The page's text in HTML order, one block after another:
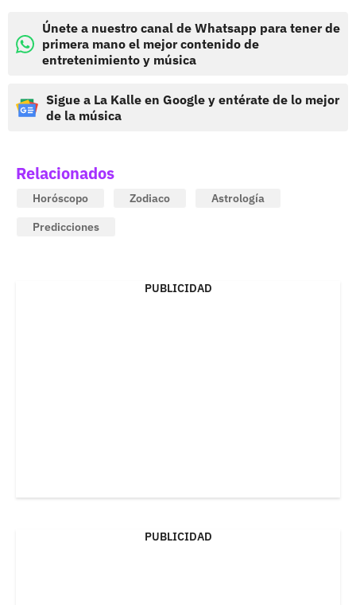
Únete a nuestro canal de Whatsapp para tener de
primera mano el mejor contenido de
entretenimiento y música
Sigue a La Kalle en Google y entérate de lo mejor
de la música
Relacionados
Horóscopo Zodiaco
Astrología
Predicciones
PUBLICIDAD
PUBLICIDAD